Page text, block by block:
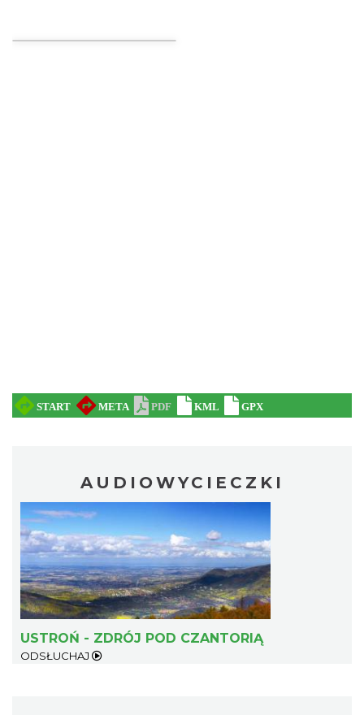
AUDIOWYCIECZKI
USTROŃ - ZDRÓJ POD CZANTORIĄ
ODSŁUCHAJ